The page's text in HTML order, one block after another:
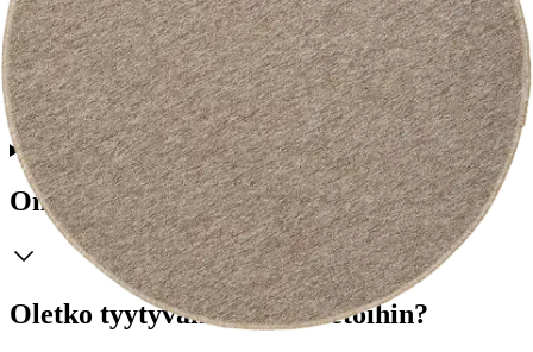
HESTIA Dakota -yleismatto on kestävä valinta. Dakota soveltuu
kaikkiin sisätiloihin. Kestävä kumilateksipohja pitää maton hyvin
paikoillaan. Kolme väriä ja useita eri kokoja kodin kaikkiin tiloihin.
Ominaisuudet
Oletko tyytyväinen tuotetietoihin?